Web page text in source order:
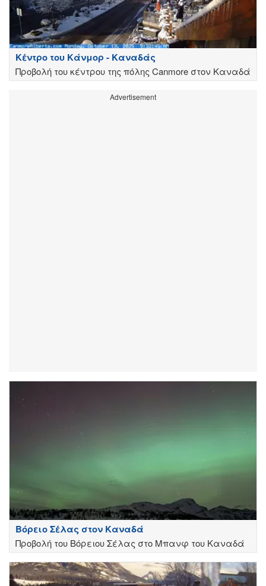
Κέντρο του Κάνμορ - Καναδάς
Προβολή του κέντρου της πόλης Canmore στον Καναδά
Advertisement
Βόρειο Σέλας στον Καναδά
Προβολή του Βόρειου Σέλας στο Μπανφ του Καναδά